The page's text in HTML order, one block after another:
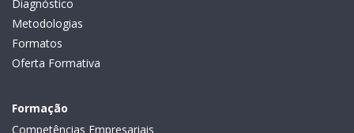
Diagnóstico
Metodologias
Formatos
Oferta Formativa
Formação
Competências Empresariais